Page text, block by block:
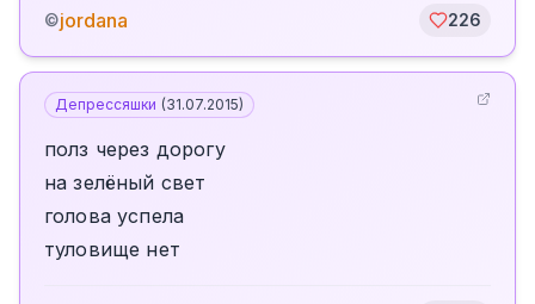
©jordana 226
Депрессяшки (31.07.2015)
полз через дорогу
на зелёный свет
голова успела
туловище нет